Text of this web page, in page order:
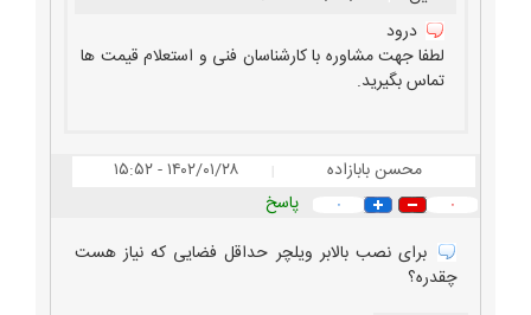
درود
لطفا جهت مشاوره با کارشناسان فنی و استعلام قیمت ها
تماس بگیرید.
محسن بابازاده | ۱۴۰۲/۰۱/۲۸ - ۱۵:۵۲
۰ ۰
پاسخ
برای نصب بالابر ویلچر حداقل فضایی که نیاز هست
چقدره؟